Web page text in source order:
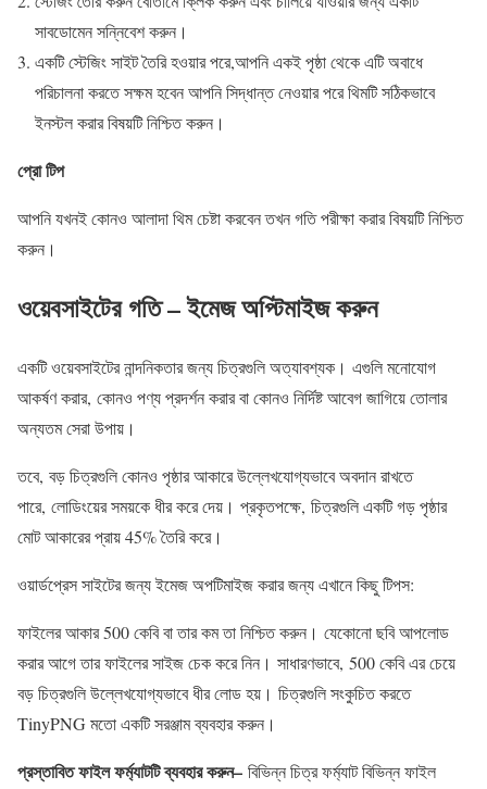
সাবডোমেন সন্নিবেশ করুন।
একটি স্টেজিং সাইট তৈরি হওয়ার পরে,আপনি একই পৃষ্ঠা থেকে এটি অবাধে
পরিচালনা করতে সক্ষম হবেন আপনি সিদ্ধান্ত নেওয়ার পরে থিমটি সঠিকভাবে
ইনস্টল করার বিষয়টি নিশ্চিত করুন।
প্রো টিপ
আপনি যখনই কোনও আলাদা থিম চেষ্টা করবেন তখন গতি পরীক্ষা করার বিষয়টি নিশ্চিত
করুন।
ওয়েবসাইটের গতি – ইমেজ অপ্টিমাইজ করুন
একটি ওয়েবসাইটের নান্দনিকতার জন্য চিত্রগুলি অত্যাবশ্যক। এগুলি মনোযোগ
আকর্ষণ করার, কোনও পণ্য প্রদর্শন করার বা কোনও নির্দিষ্ট আবেগ জাগিয়ে তোলার
অন্যতম সেরা উপায়।
তবে, বড় চিত্রগুলি কোনও পৃষ্ঠার আকারে উল্লেখযোগ্যভাবে অবদান রাখতে
পারে, লোডিংয়ের সময়কে ধীর করে দেয়। প্রকৃতপক্ষে, চিত্রগুলি একটি গড় পৃষ্ঠার
মোট আকারের প্রায় 45% তৈরি করে।
ওয়ার্ডপ্রেস সাইটের জন্য ইমেজ অপটিমাইজ করার জন্য এখানে কিছু টিপস:
ফাইলের আকার 500 কেবি বা তার কম তা নিশ্চিত করুন। যেকোনো ছবি আপলোড
করার আগে তার ফাইলের সাইজ চেক করে নিন। সাধারণভাবে, 500 কেবি এর চেয়ে
বড় চিত্রগুলি উল্লেখযোগ্যভাবে ধীর লোড হয়। চিত্রগুলি সংকুচিত করতে
TinyPNG মতো একটি সরঞ্জাম ব্যবহার করুন।
প্রস্তাবিত ফাইল ফর্ম্যাটটি ব্যবহার করুন– বিভিন্ন চিত্র ফর্ম্যাট বিভিন্ন ফাইল